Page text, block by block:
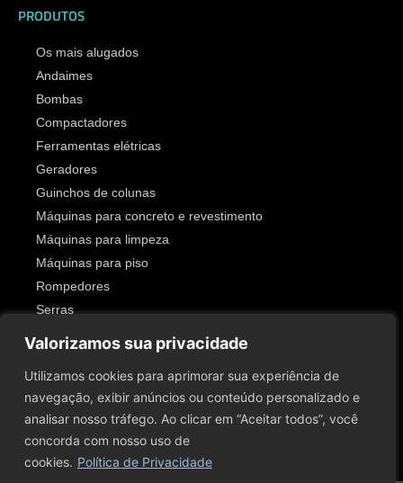
Valorizamos sua privacidade
Utilizamos cookies para aprimorar sua experiência de
navegação, exibir anúncios ou conteúdo personalizado e
analisar nosso tráfego. Ao clicar em “Aceitar todos”, você
concorda com nosso uso de
cookies. Política de Privacidade
PRODUTOS
Os mais alugados
Andaimes
Bombas
Compactadores
Ferramentas elétricas
Geradores
Guinchos de colunas
Máquinas para concreto e revestimento
Máquinas para limpeza
Máquinas para piso
Rompedores
Serras
SIGA-NOS!